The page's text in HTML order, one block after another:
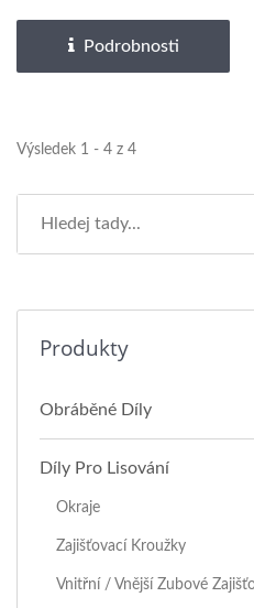
Podrobnosti
Výsledek 1 - 4 z 4
Produkty
Obráběné Díly
Díly Pro Lisování
Okraje
Zajišťovací Kroužky
Vnitřní / Vnější Zubové